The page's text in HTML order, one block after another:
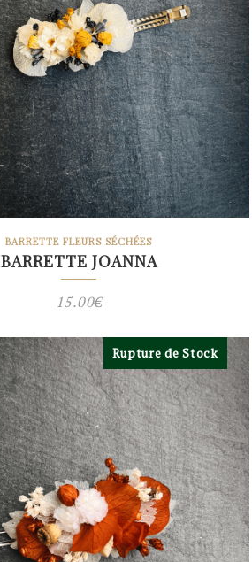
BARRETTE FLEURS SÉCHÉES
BARRETTE JOANNA
15.00€
Rupture de Stock